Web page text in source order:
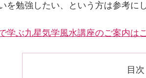
を勉強したい、という方は参考に
学ぶ九星気学風水講座のご案内は
目次